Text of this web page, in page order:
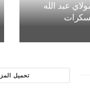
عبد الله
تحميل